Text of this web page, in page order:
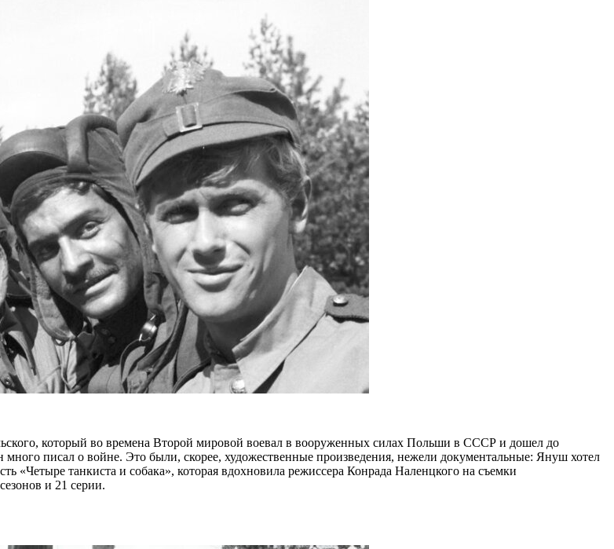
который во времена Второй мировой воевал в вооруженных силах Польши в СССР и дошел до
писал о войне. Это были, скорее, художественные произведения, нежели документальные: Януш хотел
«Четыре танкиста и собака», которая вдохновила режиссера Конрада Наленцкого на съемки
и 21 серии.